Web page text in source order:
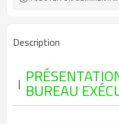
Description
BUREAU